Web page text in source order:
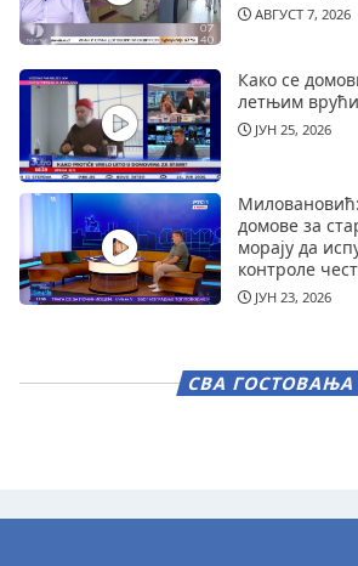
АВГУСТ 7, 2026
Како се
летњим
ЈУН 25, 2026
домове за
морају да
контроле
ЈУН 23, 2026
СВА ГОСТОВАЊА